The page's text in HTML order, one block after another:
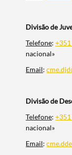
Divisão de
Telefone:
nacional»
Email:
Divisão de
Telefone:
nacional»
Email: